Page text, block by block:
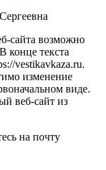
сайта возможно
конце текста
vestikavkaza.ru.
изменение
виде.
веб-сайт из
на почту